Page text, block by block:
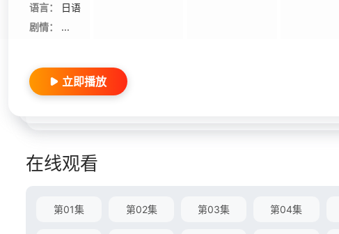
语言：
日语
剧情：
...
立即播放
在线观看
第01集 第02集 第03集 第04集